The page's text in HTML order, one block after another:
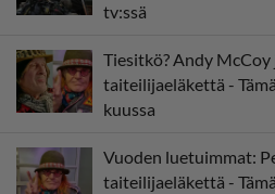
tv:ssä
Tiesitkö? Andy
taiteilijaeläkettä -
kuussa
Vuoden luetuimmat:
taiteilijaeläkettä -